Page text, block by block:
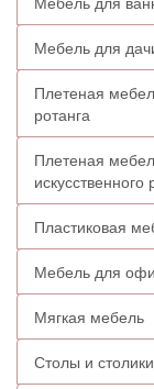
Мебель для
Плетеная
ротанга
Плетеная
искусственного
Пластиковая
Мебель для
Мягкая мебель
Столы и столики